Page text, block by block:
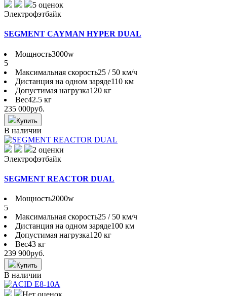
5 оценок
Электрофэтбайк
SEGMENT CAYMAN HYPER DUAL
Мощность3000w
5
Максимальная скорость25 / 50 км/ч
Дистанция на одном заряде110 км
Допустимая нагрузка120 кг
Вес42.5 кг
235 000руб.
Купить
В наличии
2 оценки
Электрофэтбайк
SEGMENT REACTOR DUAL
Мощность2000w
5
Максимальная скорость25 / 50 км/ч
Дистанция на одном заряде100 км
Допустимая нагрузка120 кг
Вес43 кг
239 900руб.
Купить
В наличии